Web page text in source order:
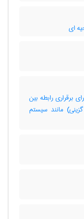
ای
برقراری رابطه بین
مانند سیستم